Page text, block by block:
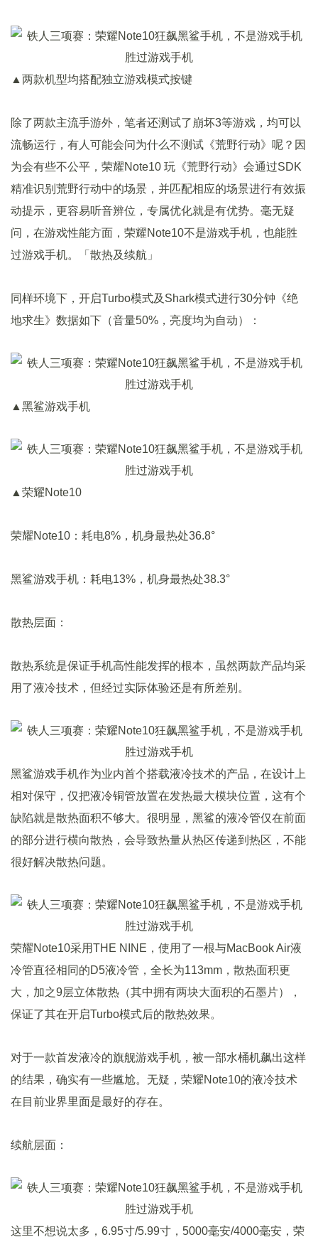
▲两款机型均搭配独立游戏模式按键
除了两款主流手游外，笔者还测试了崩坏3等游戏，均可以
流畅运行，有人可能会问为什么不测试《荒野行动》呢？因
为会有些不公平，荣耀Note10 玩《荒野行动》会通过SDK
精准识别荒野行动中的场景，并匹配相应的场景进行有效振
动提示，更容易听音辨位，专属优化就是有优势。毫无疑
问，在游戏性能方面，荣耀Note10不是游戏手机，也能胜
过游戏手机。「散热及续航」
同样环境下，开启Turbo模式及Shark模式进行30分钟《绝
地求生》数据如下（音量50%，亮度均为自动）：
▲黑鲨游戏手机
▲荣耀Note10
荣耀Note10：耗电8%，机身最热处36.8°
黑鲨游戏手机：耗电13%，机身最热处38.3°
散热层面：
散热系统是保证手机高性能发挥的根本，虽然两款产品均采
用了液冷技术，但经过实际体验还是有所差别。
黑鲨游戏手机作为业内首个搭载液冷技术的产品，在设计上
相对保守，仅把液冷铜管放置在发热最大模块位置，这有个
缺陷就是散热面积不够大。很明显，黑鲨的液冷管仅在前面
的部分进行横向散热，会导致热量从热区传递到热区，不能
很好解决散热问题。
荣耀Note10采用THE NINE，使用了一根与MacBook Air液
冷管直径相同的D5液冷管，全长为113mm，散热面积更
大，加之9层立体散热（其中拥有两块大面积的石墨片），
保证了其在开启Turbo模式后的散热效果。
对于一款首发液冷的旗舰游戏手机，被一部水桶机飙出这样
的结果，确实有一些尴尬。无疑，荣耀Note10的液冷技术
在目前业界里面是最好的存在。
续航层面：
这里不想说太多，6.95寸/5.99寸，5000毫安/4000毫安，荣